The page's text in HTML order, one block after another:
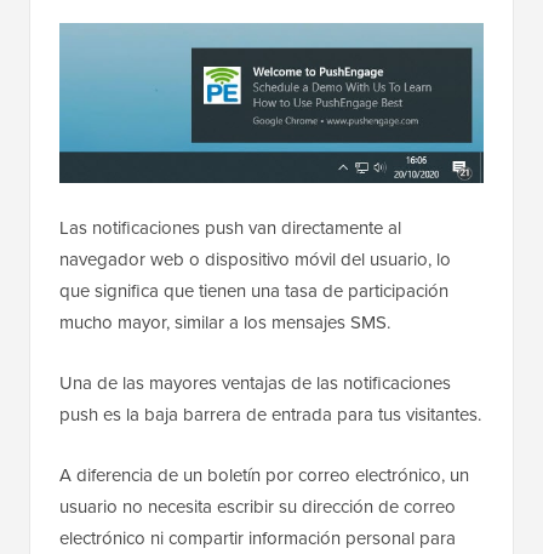
Las notificaciones push van directamente al
navegador web o dispositivo móvil del usuario, lo
que significa que tienen una tasa de participación
mucho mayor, similar a los mensajes SMS.
Una de las mayores ventajas de las notificaciones
push es la baja barrera de entrada para tus visitantes.
A diferencia de un boletín por correo electrónico, un
usuario no necesita escribir su dirección de correo
electrónico ni compartir información personal para